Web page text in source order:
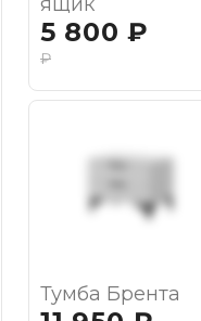
5 800 ₽
₽
Тумба Брента